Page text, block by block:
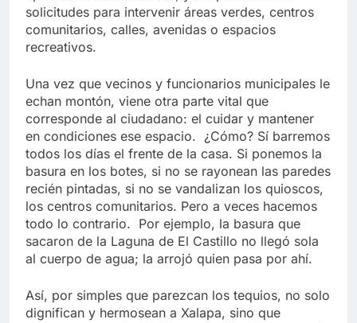
solicitudes para intervenir áreas verdes, centros
comunitarios, calles, avenidas o espacios
recreativos.
Una vez que vecinos y funcionarios municipales le
echan montón, viene otra parte vital que
corresponde al ciudadano: el cuidar y mantener
en condiciones ese espacio. ¿Cómo? Sí barremos
todos los días el frente de la casa. Si ponemos la
basura en los botes, si no se rayonean las paredes
recién pintadas, si no se vandalizan los quioscos,
los centros comunitarios. Pero a veces hacemos
todo lo contrario. Por ejemplo, la basura que
sacaron de la Laguna de El Castillo no llegó sola
al cuerpo de agua; la arrojó quien pasa por ahí.
Así, por simples que parezcan los tequios, no solo
dignifican y hermosean a Xalapa, sino que